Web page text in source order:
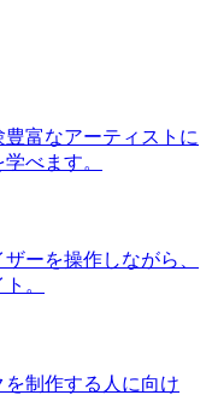
富なアーティストに
べます。
ーを操作しながら、
。
制作する人に向け